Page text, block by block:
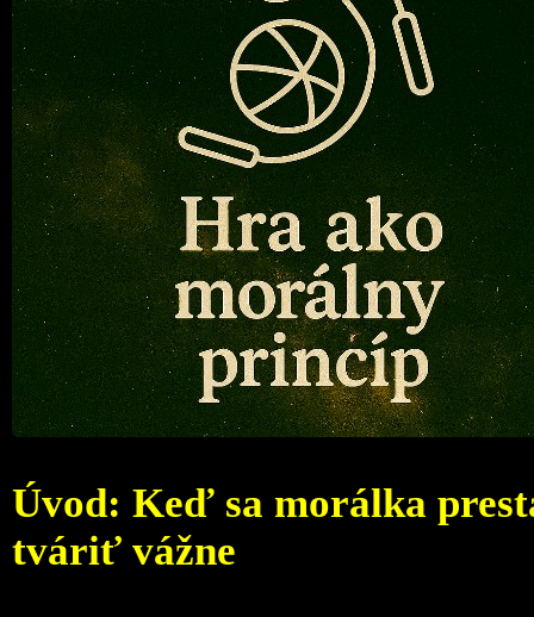
Úvod: Keď sa morálka
tváriť vážne